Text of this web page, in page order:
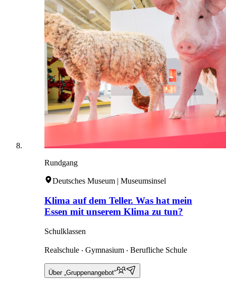
Rundgang
Deutsches Museum | Museumsinsel
Klima auf dem Teller. Was hat mein
Essen mit unserem Klima zu tun?
Schulklassen
Realschule ‧ Gymnasium ‧ Berufliche Schule
Über „Gruppenangebot“